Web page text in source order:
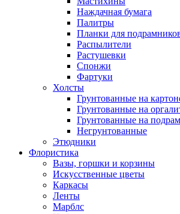
Наждачная бумага
Палитры
Планки для
Распылители
Растушевки
Спонжи
Фартуки
Холсты
Грунтованные на
Грунтованные на
Грунтованные на
Негрунтованные
Этюдники
Флористика
Вазы, горшки и корзины
Искусственные цветы
Каркасы
Ленты
Марблс